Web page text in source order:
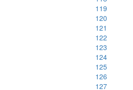
119
120
121
122
123
124
125
126
127